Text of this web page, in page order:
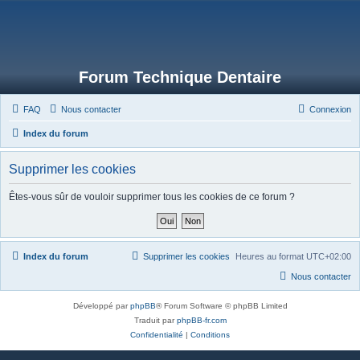
Forum Technique Dentaire
FAQ Nous contacter Connexion
Index du forum
Supprimer les cookies
Êtes-vous sûr de vouloir supprimer tous les cookies de ce forum ?
Index du forum Heures au format UTC+02:00
Supprimer les cookies
Nous contacter
Développé parphpBB® Forum Software © phpBB Limited
Traduit parphpBB-fr.com
Confidentialité | Conditions